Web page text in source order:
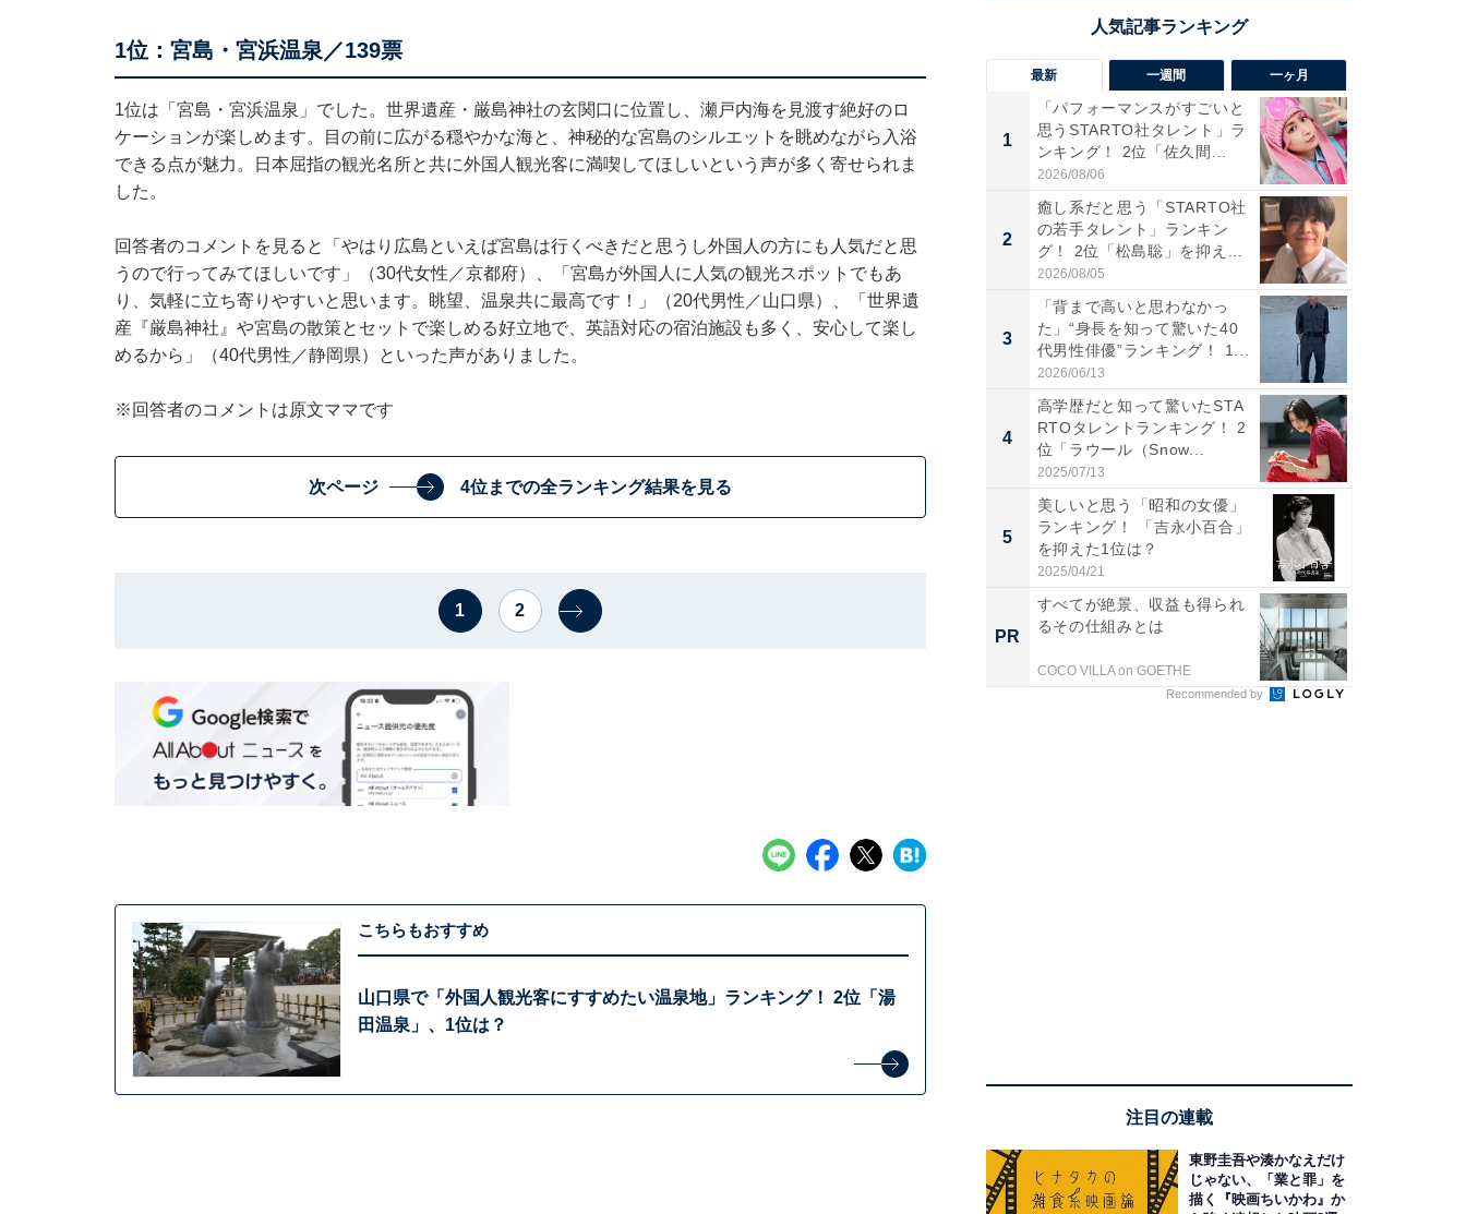
1位：宮島・宮浜温泉／139票
1位は「宮島・宮浜温泉」でした。世界遺産・厳島神社の玄関口に位置し、瀬戸内海を見渡す絶好のロ
ケーションが楽しめます。目の前に広がる穏やかな海と、神秘的な宮島のシルエットを眺めながら入浴
できる点が魅力。日本屈指の観光名所と共に外国人観光客に満喫してほしいという声が多く寄せられま
した。
回答者のコメントを見ると「やはり広島といえば宮島は行くべきだと思うし外国人の方にも人気だと思
うので行ってみてほしいです」（30代女性／京都府）、「宮島が外国人に人気の観光スポットでもあ
り、気軽に立ち寄りやすいと思います。眺望、温泉共に最高です！」（20代男性／山口県）、「世界遺
産『厳島神社』や宮島の散策とセットで楽しめる好立地で、英語対応の宿泊施設も多く、安心して楽し
めるから」（40代男性／静岡県）といった声がありました。
※回答者のコメントは原文ママです
次ページ 4位までの全ランキング結果を見る
1 2
こちらもおすすめ
山口県で「外国人観光客にすすめたい温泉地」ランキング！ 2位「湯
田温泉」、1位は？
最新 一週間 一ヶ月
1
「パフォーマンスがすごいと
思うSTARTO社タレント」ラ
ンキング！ 2位「佐久間...
2026/08/06
2
癒し系だと思う「STARTO社
の若手タレント」ランキン
グ！ 2位「松島聡」を抑え...
2026/08/05
3
「背まで高いと思わなかっ
た」“身長を知って驚いた40
代男性俳優”ランキング！ 1...
2026/06/13
4
高学歴だと知って驚いたSTA
RTOタレントランキング！ 2
位「ラウール（Snow...
2025/07/13
5
美しいと思う「昭和の女優」
ランキング！ 「吉永小百合」
を抑えた1位は？
2025/04/21
PR
すべてが絶景、収益も得られ
るその仕組みとは
COCO VILLA on GOETHE
Recommended by
注目の連載
東野圭吾や湊かなえだけ
じゃない、「業と罪」を
描く『映画ちいかわ』か